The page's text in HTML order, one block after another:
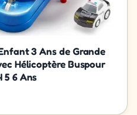
3 Ans de Grande
Hélicoptère Buspour
5 6 Ans